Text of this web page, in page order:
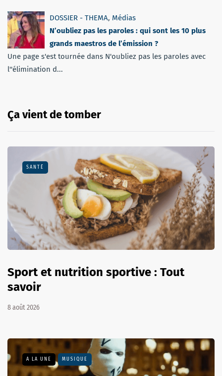
DOSSIER - THEMA, Médias
N’oubliez pas les paroles : qui sont les 10 plus
grands maestros de l’émission ?
Une page s'est tournée dans N'oubliez pas les paroles avec
l''élimination d...
Ça vient de tomber
SANTÉ
Sport et nutrition sportive : Tout
savoir
8 août 2026
A LA UNE MUSIQUE